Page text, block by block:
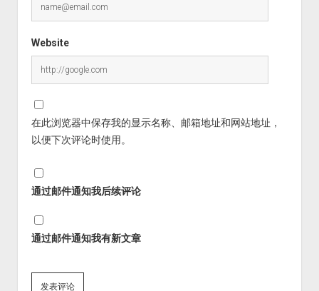
Website
在此浏览器中保存我的显示名称、邮箱地址和网站地址，
以便下次评论时使用。
通过邮件通知我后续评论
通过邮件通知我有新文章